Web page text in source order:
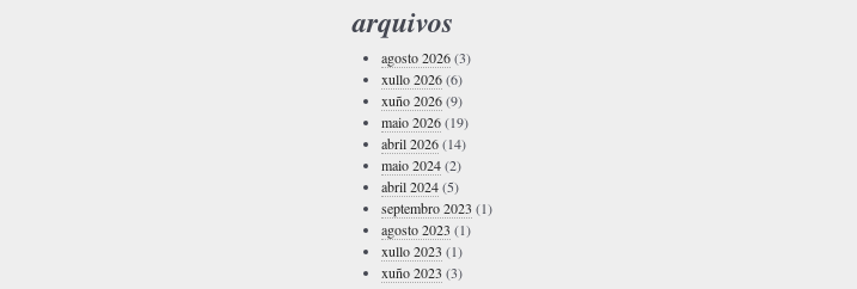
arquivos
agosto 2026(3)
xullo 2026(6)
xuño 2026(9)
maio 2026(19)
abril 2026(14)
maio 2024(2)
abril 2024(5)
septembro 2023 (1)
agosto 2023 (1)
xullo 2023 (1)
xuño 2023 (3)